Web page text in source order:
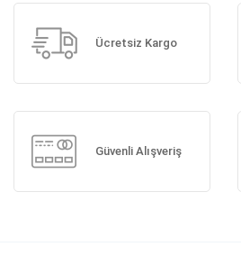
Ücretsiz Kargo
Güvenli Alışveriş